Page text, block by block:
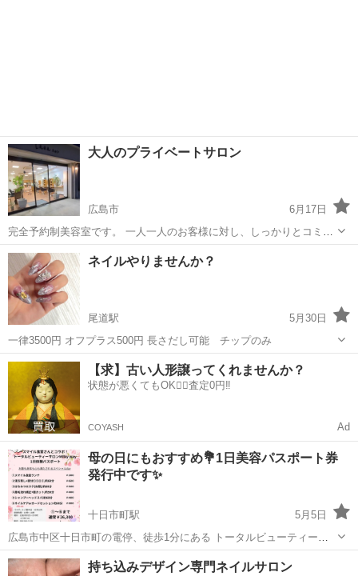
大人のプライベートサロン
広島市
6月17日
完全予約制美容室です。 一人一人のお客様に対し、しっかりとコミュ
ニケーションを取りながら、丁寧で高いクオリティの技術を提供しま
す。 ボブ、ショートボブ、ウルフレイヤーなど様々なスタイル、年代
への対応を得意としています。 ...
広島 広島市 ヘアサロン
ネイルやりませんか？
尾道駅
5月30日
一律3500円 オフプラス500円 長さだし可能 チップのみ
広島 尾道市 尾道駅 ネイル
【求】古い人形譲ってくれませんか？
状態が悪くてもOK🙆‍♀️査定0円‼️
COYASH Ad
母の日にもおすすめ💐1日美容パスポート券
発行中です✨️
十日市町駅
5月5日
広島市中区十日市町の電停、徒歩1分にある トータルビューティーサ
ロン ミルキーウェイです😊 お食事からエステまで 女性の方に喜んで
いただけるメニューを ご用意しました🌈👱‍♀️ ご希望の日時を2.3候補い
広島 広島市 十日市町駅 美容 サロン
持ち込みデザイン専門ネイルサロン